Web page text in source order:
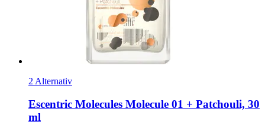
2 Alternativ
Escentric Molecules Molecule 01 + Patchouli, 30
ml